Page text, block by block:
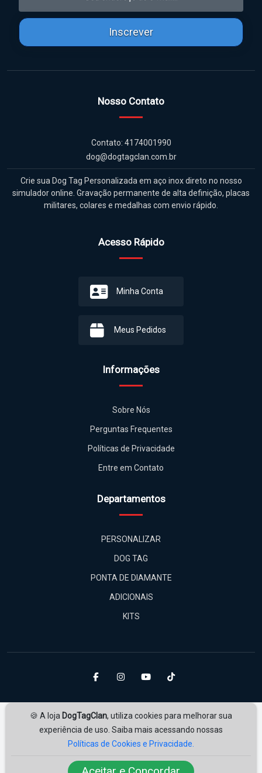
🍪 A loja DogTagClan, utiliza cookies para melhorar sua
experiência de uso. Saiba mais acessando nossas
Políticas de Cookies e Privacidade.
Inscrever
Nosso Contato
Contato: 4174001990
dog@dogtagclan.com.br
Crie sua Dog Tag Personalizada em aço inox direto no nosso
simulador online. Gravação permanente de alta definição, placas
militares, colares e medalhas com envio rápido.
Acesso Rápido
Minha Conta
Meus Pedidos
Informações
Sobre Nós
Perguntas Frequentes
Políticas de Privacidade
Entre em Contato
Departamentos
PERSONALIZAR
DOG TAG
PONTA DE DIAMANTE
ADICIONAIS
KITS
Desenvolvido porAmplie Soluções
ampliesolucoes.com.br